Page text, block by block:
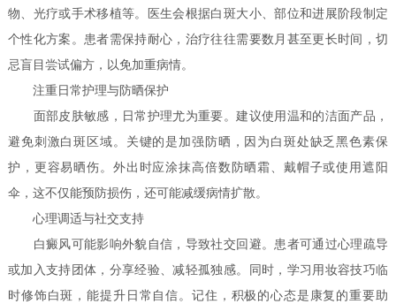
物、光疗或手术移植等。医生会根据白斑大小、部位和进展阶段制定
个性化方案。患者需保持耐心，治疗往往需要数月甚至更长时间，切
忌盲目尝试偏方，以免加重病情。
注重日常护理与防晒保护
面部皮肤敏感，日常护理尤为重要。建议使用温和的洁面产品，
避免刺激白斑区域。关键的是加强防晒，因为白斑处缺乏黑色素保
护，更容易晒伤。外出时应涂抹高倍数防晒霜、戴帽子或使用遮阳
伞，这不仅能预防损伤，还可能减缓病情扩散。
心理调适与社交支持
白癜风可能影响外貌自信，导致社交回避。患者可通过心理疏导
或加入支持团体，分享经验、减轻孤独感。同时，学习用妆容技巧临
时修饰白斑，能提升日常自信。记住，积极的心态是康复的重要助